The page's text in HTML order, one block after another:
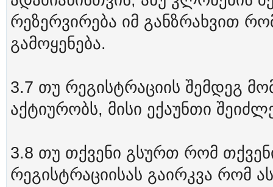
რეზერვირება იმ განზრახვით
გამოყენება.
3.7 თუ რეგისტრაციის შემდეგ
აქტიურობს, მისი ექაუნთი
3.8 თუ თქვენი გსურთ რომ
რეგისტრაციისას გაირკვა რომ